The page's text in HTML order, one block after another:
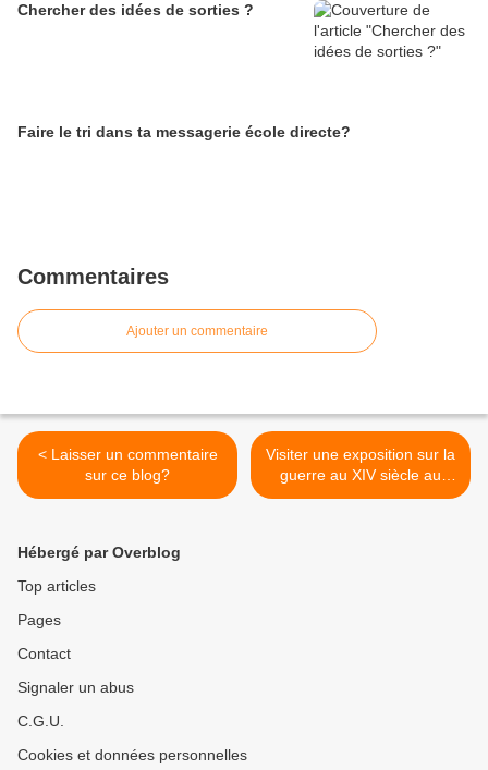
Chercher des idées de sorties ?
Faire le tri dans ta messagerie école directe?
Commentaires
Ajouter un commentaire
< Laisser un commentaire
sur ce blog?
Visiter une exposition sur la
guerre au XIV siècle au
Chateau d'Angers? >
Hébergé par Overblog
Top articles
Pages
Contact
Signaler un abus
C.G.U.
Cookies et données personnelles